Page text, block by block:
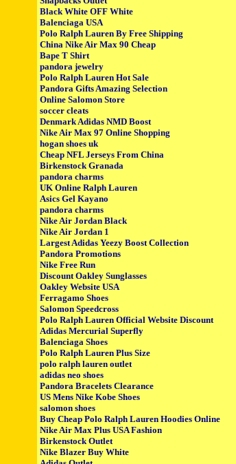
Black White OFF White
Balenciaga USA
Polo Ralph Lauren By Free Shipping
China Nike Air Max 90 Cheap
Bape T Shirt
pandora jewelry
Polo Ralph Lauren Hot Sale
Pandora Gifts Amazing Selection
Online Salomon Store
soccer cleats
Denmark Adidas NMD Boost
Nike Air Max 97 Online Shopping
hogan shoes uk
Cheap NFL Jerseys From China
Birkenstock Granada
pandora charms
UK Online Ralph Lauren
Asics Gel Kayano
pandora charms
Nike Air Jordan Black
Nike Air Jordan 1
Largest Adidas Yeezy Boost Collection
Pandora Promotions
Nike Free Run
Discount Oakley Sunglasses
Oakley Website USA
Ferragamo Shoes
Salomon Speedcross
Polo Ralph Lauren Official Website Discount
Adidas Mercurial Superfly
Balenciaga Shoes
Polo Ralph Lauren Plus Size
polo ralph lauren outlet
adidas neo shoes
Pandora Bracelets Clearance
US Mens Nike Kobe Shoes
salomon shoes
Buy Cheap Polo Ralph Lauren Hoodies Online
Nike Air Max Plus USA Fashion
Birkenstock Outlet
Nike Blazer Buy White